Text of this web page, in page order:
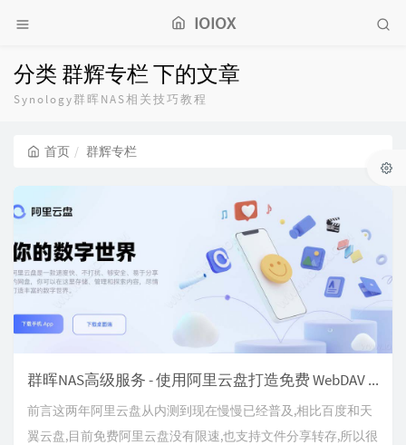
IOIOX
分类 群辉专栏 下的文章
Synology群晖NAS相关技巧教程
首页 群辉专栏
群晖NAS高级服务 - 使用阿里云盘打造免费 WebDAV 服务
前言这两年阿里云盘从内测到现在慢慢已经普及,相比百度和天
翼云盘,目前免费阿里云盘没有限速,也支持文件分享转存,所以很